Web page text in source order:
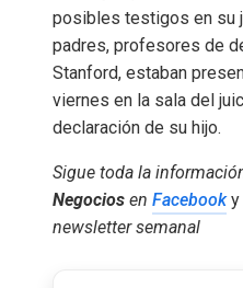
posibles testigos en su
padres, profesores de
Stanford, estaban
viernes en la sala del
declaración de su hijo.
Sigue toda la
Negocios en Facebooky
newsletter semanal